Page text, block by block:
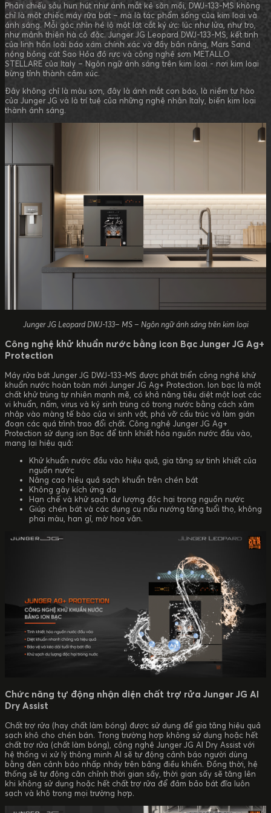
Phản chiếu sâu hun hút như ánh mắt kẻ săn mồi, DWJ-133-MS không
chỉ là một chiếc máy rửa bát – mà là tác phẩm sống của kim loại và
ánh sáng. Mỗi góc nhìn hé lộ một lát cắt ký ức: lúc như lửa, như tro,
như mảnh thiên hà cô đặc. Junger JG Leopard DWJ-133-MS, kết tinh
của linh hồn loài báo xám chính xác và đầy bản năng, Mars Sand
nóng bỏng cát Sao Hỏa đỏ rực và công nghệ sơn METALLO
STELLARE của Italy – Ngôn ngữ ánh sáng trên kim loại - nơi kim loại
bừng tỉnh thành cảm xúc.
Đây không chỉ là màu sơn, đây là ánh mắt con báo, là niềm tự hào
của Junger JG và là trí tuệ của những nghệ nhân Italy, biến kim loại
thành ánh sáng.
Junger JG Leopard DWJ-133– MS – Ngôn ngữ ánh sáng trên kim loại
Công nghệ khử khuẩn nước bằng icon Bạc Junger JG Ag+
Protection
Máy rửa bát Junger JG DWJ-133-MS được phát triển công nghệ khử
khuẩn nước hoàn toàn mới Junger JG Ag+ Protection. Ion bạc là một
chất khử trùng tự nhiên mạnh mẽ, có khả năng tiêu diệt một loạt các
vi khuẩn, nấm, virus và ký sinh trùng có trong nước bằng cách xâm
nhập vào màng tế bào của vi sinh vật, phá vỡ cấu trúc và làm gián
đoạn các quá trình trao đổi chất. Công nghệ Junger JG Ag+
Protection sử dụng ion Bạc để tinh khiết hóa nguồn nước đầu vào,
mang lại hiệu quả:
Khử khuẩn nước đầu vào hiệu quả, gia tăng sự tinh khiết của
nguồn nước
Nâng cao hiệu quả sạch khuẩn trên chén bát
Không gây kích ứng da
Hạn chế và khử sạch dư lượng độc hại trong nguồn nước
Giúp chén bát và các dụng cụ nấu nướng tăng tuổi thọ, không
phai màu, han gỉ, mờ hoa văn.
Chức năng tự động nhận diện chất trợ rửa Junger JG AI
Dry Assist
Chất trợ rửa (hay chất làm bóng) được sử dụng để gia tăng hiệu quả
sạch khô cho chén bán. Trong trường hợp không sử dụng hoặc hết
chất trợ rửa (chất làm bóng), công nghệ Junger JG AI Dry Assist với
hệ thống vi xử lý thông minh AI sẽ tự động cảnh báo người dùng
bằng đèn cảnh báo nhấp nháy trên bảng điều khiển. Đồng thời, hệ
thống sẽ tự động căn chỉnh thời gian sấy, thời gian sấy sẽ tăng lên
khi không sử dụng hoặc hết chất trợ rửa để đảm bảo bát đĩa luôn
sạch và khô trong mọi trường hợp.